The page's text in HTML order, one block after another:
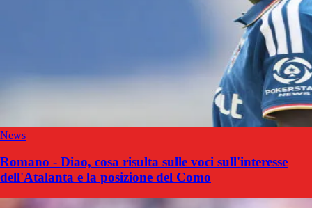
News
Romano - Diao, cosa risulta sulle voci sull'interesse
dell'Atalanta e la posizione del Como